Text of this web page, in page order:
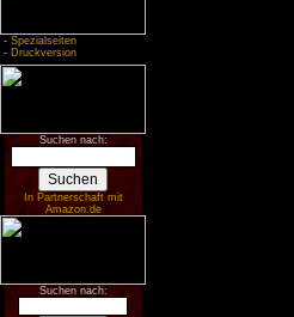
- Spezialseiten
- Druckversion
Suchen nach:
In Partnerschaft mit
Amazon.de
Suchen nach: